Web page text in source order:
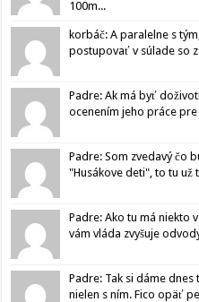
100m...
korbáč: A paralelne s
postupovať v súlade so
Padre: Ak má byť
ocenením jeho práce
Padre: Som zvedavý čo
"Husákove deti", to tu už
Padre: Ako tu má niekto
vám vláda zvyšuje
Padre: Tak si dáme
nielen s ním. Fico opäť